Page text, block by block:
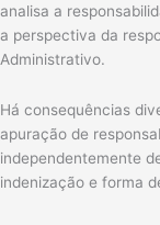
analisa a
a perspectiva da
Administrativo.
Há consequências
apuração de
independentemente
indenização e forma